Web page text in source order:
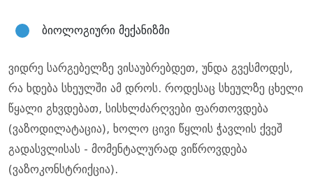
ბიოლოგიური მექანიზმი
ვიდრე სარგებელზე ვისაუბრებდეთ, უნდა გვესმოდეს,
რა ხდება სხეულში ამ დროს. როდესაც სხეულზე ცხელი
წყალი გხვდებათ, სისხლძარღვები ფართოვდება
(ვაზოდილატაცია), ხოლო ცივი წყლის ჭავლის ქვეშ
გადასვლისას - მომენტალურად ვიწროვდება
(ვაზოკონსტრიქცია).